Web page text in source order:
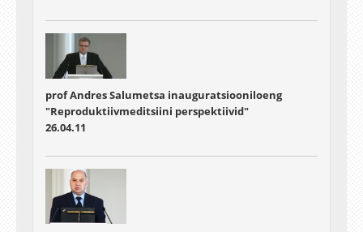
prof Andres Salumetsa inauguratsiooniloeng
"Reproduktiivmeditsiini perspektiivid"
26.04.11